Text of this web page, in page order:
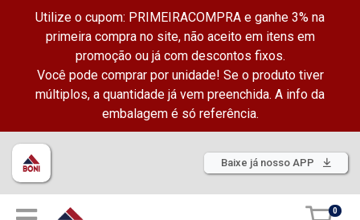
Utilize o cupom: PRIMEIRACOMPRA e ganhe 3% na
primeira compra no site, não aceito em itens em
promoção ou já com descontos fixos.
Você pode comprar por unidade! Se o produto tiver
múltiplos, a quantidade já vem preenchida. A info da
embalagem é só referência.
Baixe já nosso APP
0